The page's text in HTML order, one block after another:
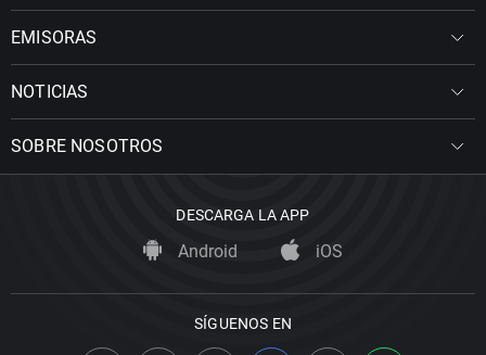
EMISORAS
NOTICIAS
SOBRE NOSOTROS
DESCARGA LA APP
Android iOS
SÍGUENOS EN